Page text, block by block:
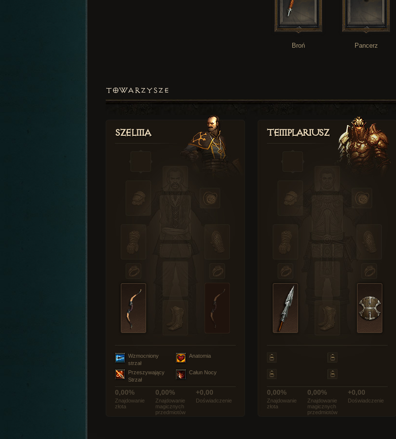
Broń Pancerz
TOWARZYSZE
Szelma
Wzmocniony
strzał
Anatomia
Przeszywający
Strzał
Całun Nocy
0,00%
Znajdowanie
złota
0,00%
Znajdowanie
magicznych
przedmiotów
+0,00
Doświadczenie
Templariusz
0,00%
Znajdowanie
złota
0,00%
Znajdowanie
magicznych
przedmiotów
+0,00
Doświadczenie